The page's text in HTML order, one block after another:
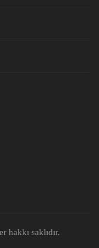
hakkı saklıdır.